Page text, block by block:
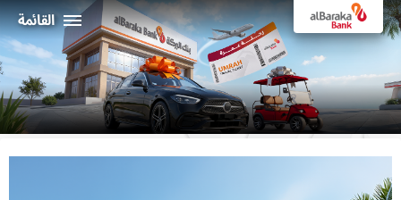
القائمة
أفراد
الشركـات
نبذة عن البركة